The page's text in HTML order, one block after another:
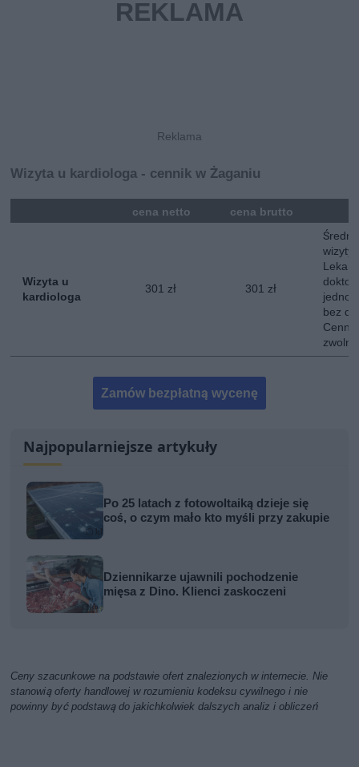
Wizyta u kardiologa - cennik w Żaganiu
cena netto cena brutto
Wizyta u
kardiologa
301 zł 301 zł
Średni
wizyty
bez
Zamów bezpłatną wycenę
Najpopularniejsze artykuły
Po 25 latach z fotowoltaiką dzieje się
coś, o czym mało kto myśli przy zakupie
Dziennikarze ujawnili pochodzenie
mięsa z Dino. Klienci zaskoczeni
Ceny szacunkowe na podstawie ofert znalezionych w internecie. Nie
stanowią oferty handlowej w rozumieniu kodeksu cywilnego i nie
powinny być podstawą do jakichkolwiek dalszych analiz i obliczeń